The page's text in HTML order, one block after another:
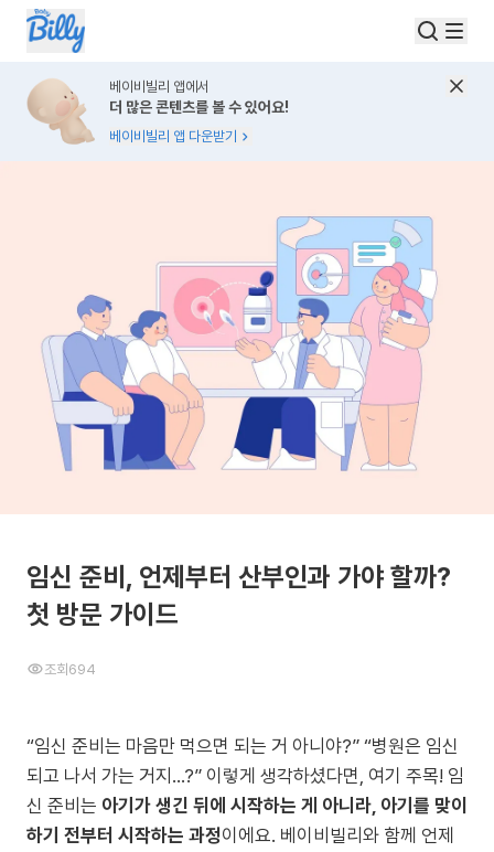
베이비빌리 앱에서
더 많은 콘텐츠를 볼 수 있어요!
베이비빌리 앱 다운받기
임신 준비, 언제부터 산부인과 가야 할까?
첫 방문 가이드
조회 694
“임신 준비는 마음만 먹으면 되는 거 아니야?” “병원은 임신
되고 나서 가는 거지…?” 이렇게 생각하셨다면, 여기 주목! 임
신 준비는 아기가 생긴 뒤에 시작하는 게 아니라, 아기를 맞이
하기 전부터 시작하는 과정이에요. 베이비빌리와 함께 언제